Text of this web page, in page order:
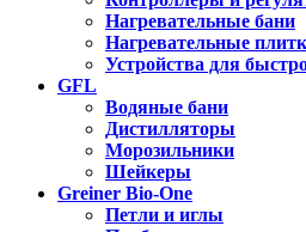
Нагревательные бани
Нагревательные
Устройства для
GFL
Водяные бани
Дистилляторы
Морозильники
Шейкеры
Greiner Bio-One
Петли и иглы